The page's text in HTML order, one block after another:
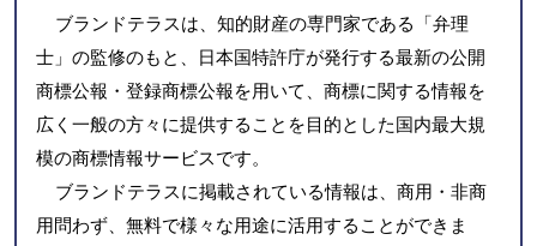
ブランドテラスは、知的財産の専門家である「弁理
士」の監修のもと、日本国特許庁が発行する最新の公開
商標公報・登録商標公報を用いて、商標に関する情報を
広く一般の方々に提供することを目的とした国内最大規
模の商標情報サービスです。
ブランドテラスに掲載されている情報は、商用・非商
用問わず、無料で様々な用途に活用することができま